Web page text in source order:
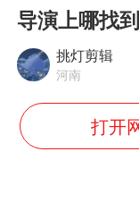
导演上哪找
挑灯剪辑
河南
打开